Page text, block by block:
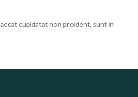
cupidatat non proident, sunt in